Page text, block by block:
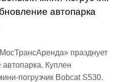
автопарка
празднует
Куплен
погрузчик Bobcat S530.